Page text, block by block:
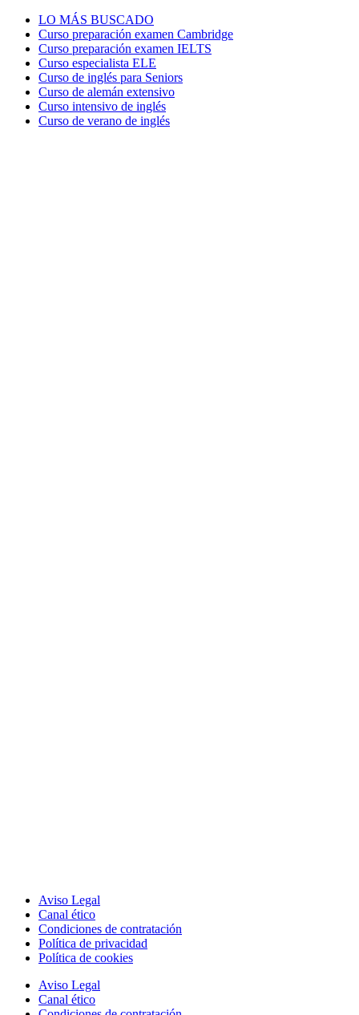
LO MÁS BUSCADO
Curso preparación examen Cambridge
Curso preparación examen IELTS
Curso especialista ELE
Curso de inglés para Seniors
Curso de alemán extensivo
Curso intensivo de inglés
Curso de verano de inglés
Aviso Legal
Canal ético
Condiciones de contratación
Política de privacidad
Política de cookies
Aviso Legal
Canal ético